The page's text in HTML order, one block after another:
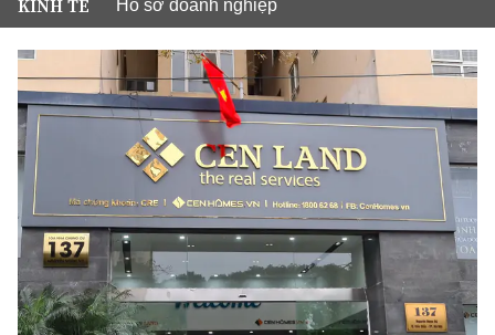
KINH TẾ Hồ sơ doanh nghiệp